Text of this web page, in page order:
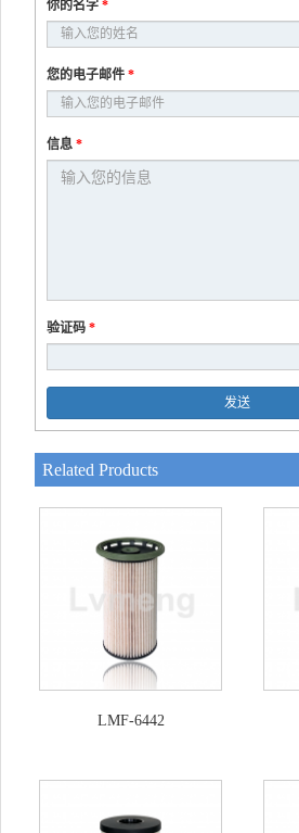
你的名字 *
您的电子邮件 *
信息 *
验证码 *
发送
Related Products
LMF-6442